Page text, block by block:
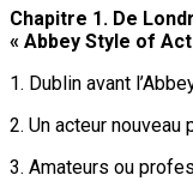
Chapitre 1. De
« Abbey Style of
1. Dublin avant
2. Un acteur nouveau
3. Amateurs ou